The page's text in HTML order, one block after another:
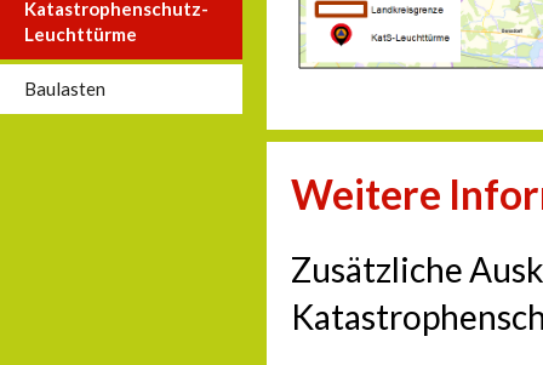
Katastrophenschutz-
Leuchttürme
Baulasten
Weitere
Zusätzliche